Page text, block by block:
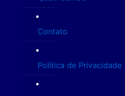
Contato
Política de Privacidade